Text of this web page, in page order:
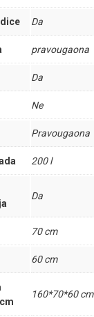
Da
pravougaona
Da
Ne
Pravougaona
200 l
Da
70 cm
60 cm
160*70*60 cm